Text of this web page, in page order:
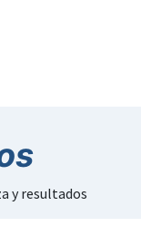
y resultados